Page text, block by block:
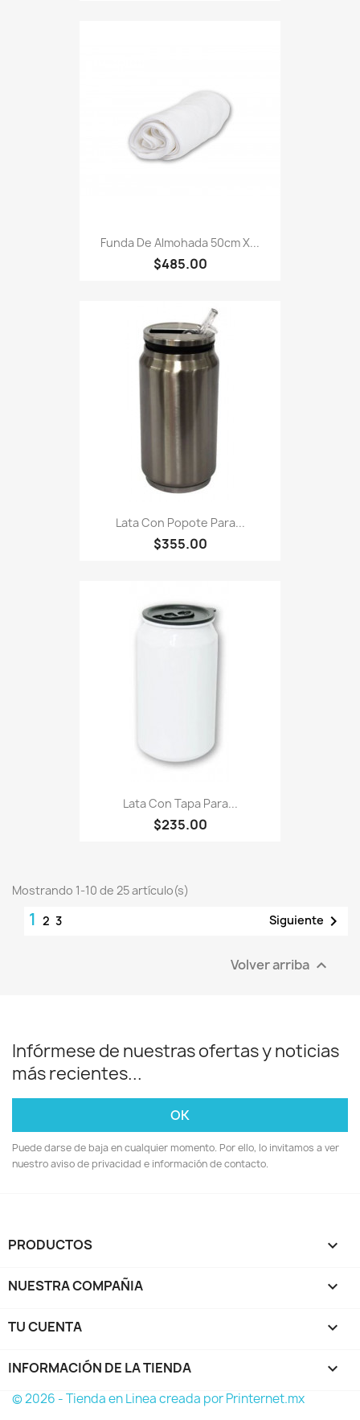
Funda De Almohada 50cm X...
$485.00
Lata Con Popote Para...
$355.00
Lata Con Tapa Para...
$235.00
Mostrando 1-10 de 25 artículo(s)
1 2 3 Siguiente 
Volver arriba 
Infórmese de nuestras ofertas y noticias
más recientes...
Puede darse de baja en cualquier momento. Por ello, lo invitamos a ver
nuestro aviso de privacidad e información de contacto.
PRODUCTOS 
NUESTRA COMPAÑIA 
TU CUENTA 
INFORMACIÓN DE LA TIENDA keyboard_arrow_down
© 2026 - Tienda en Linea creada por Printernet.mx